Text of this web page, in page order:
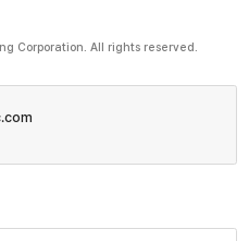
Corporation. All rights reserved.